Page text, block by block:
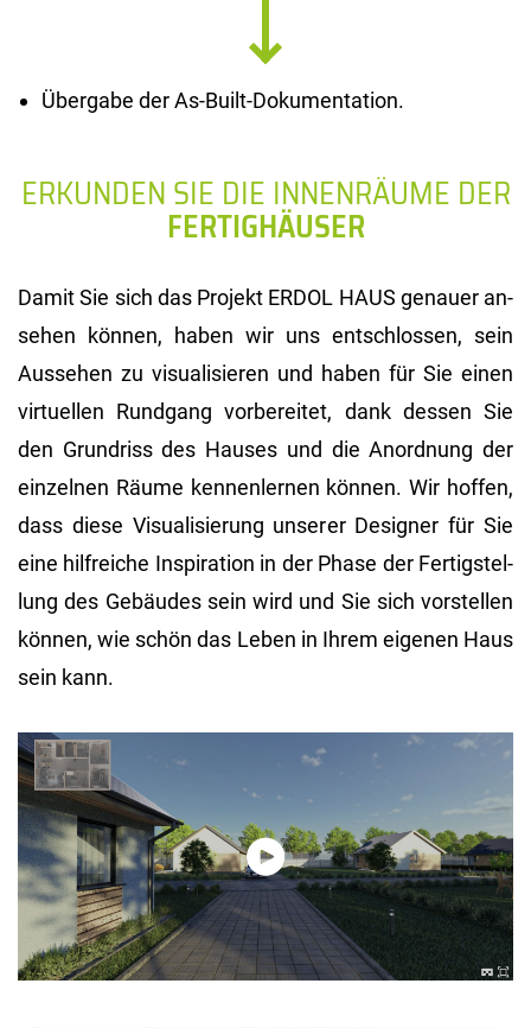
Übergabe der As-Built-Dokumentation.
ERKUNDEN SIE DIE INNENRÄUME DER
FERTIGHÄUSER
Damit Sie sich das Pro­jekt ERDOL HAUS ge­nau­er an­
se­hen kön­nen, haben wir uns ent­schlos­sen, sein
Aus­se­hen zu vi­sua­li­sie­ren und haben für Sie einen
vir­tu­el­len Rund­gang vor­be­rei­tet, dank des­sen Sie
den Grund­riss des Hau­ses und die An­ord­nung der
ein­zel­nen Räume ken­nen­ler­nen kön­nen. Wir hof­fen,
dass diese Vi­sua­li­sie­rung un­se­rer De­si­gner für Sie
eine hilf­rei­che In­spi­ra­ti­on in der Phase der Fer­tig­stel­
lung des Ge­bäu­des sein wird und Sie sich vor­stel­len
kön­nen, wie schön das Leben in Ihrem ei­ge­nen Haus
sein kann.